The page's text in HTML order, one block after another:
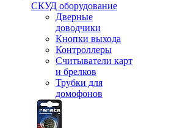
СКУД оборудование
Дверные
доводчики
Кнопки выхода
Контроллеры
Считыватели карт
и брелков
Трубки для
домофонов